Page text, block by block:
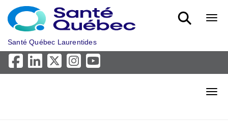
Aller au menu principal
Santé Québec Laurentides